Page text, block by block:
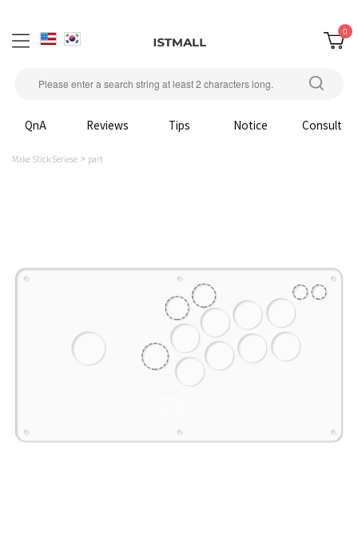
0
QnA Reviews Tips Notice Consult
Make Stick Seriese part